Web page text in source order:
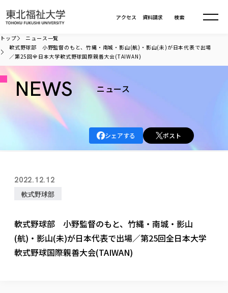
資料請求
アクセス 検索
大学について
大学理念
各種方針
大学の概要
大学の歩み
学生・教職員・卒業生数
校歌の歴史
校章・マーク・カラー
大学の取り組み
大学の取り組み
カリキュラム編成ガイドライン
本学のシラバスについて
一般事業主行動計画
情報公開
寄附行為
ガバナンス・コード
学部・大学院
学部・大学院TOP
総合福祉学部
福祉行政学科
共生まちづくり学部
共生まちづくり学部
教育学部
教育学科
健康科学部
健康科学部
産業福祉マネジメント学科
入学試験
進学相談会
就職状況
取得可能な資格・免許
課外活動 TOP
体育会・運動サークル紹介
国際交流
社会連携・研究
トップ
ニュース一覧
軟式野球部 小野監督のもと、竹縄・南城・影山(航)・影山(未)が日本代表で出場
／第25回全日本大学軟式野球国際親善大会(TAIWAN)
NEWS ニュース
シェアする ポスト
2022.12.12
軟式野球部
軟式野球部 小野監督のもと、竹縄・南城・影山
(航)・影山(未)が日本代表で出場／第25回全日本大学
軟式野球国際親善大会(TAIWAN)